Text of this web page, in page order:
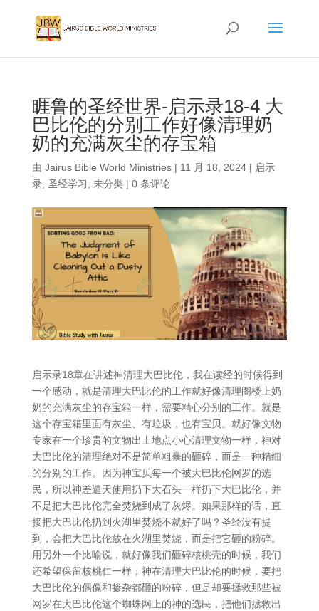
睚鲁的圣经世界-启示录18-4 大
巴比伦的分别工作好像清理奶
奶的充满灰尘的存宝箱
由 Jairus Bible World Ministries| 11 月 18, 2024| 启示
录, 圣经学习 未分类| 0 条评论
启示录18章在讲述神清理大巴比伦，我在读经的时候得到
一个感动，就是清理大巴比伦的工作就好像清理阁楼上奶
奶的充满灰尘的存宝箱一样，需要精心分别的工作。就是
这个存宝箱里面有灰尘、有垃圾，也有宝贝。就好像文物
专家在一个珍贵的文物出土地点小心清理文物一样，神对
大巴比伦的清理绝对不是简单粗暴的砸碎，而是一种精细
的分别的工作。因为神宝贝每一个被大巴比伦网罗的选
民，所以神差遣天使用扔下大石头一样扔下大巴比伦，并
不是把大巴比伦完全焚烧到成了灰烬。如果那样的话，直
接把大巴比伦扔到火湖里焚烧不就好了吗？圣经没有提
到，会把大巴比伦放在火湖里焚烧，而是把它砸的粉碎。
用另外一个比喻说，就好像我们砸碎核桃壳的时候，我们
还希望保留核桃仁一样；神在清理大巴比伦的时候，要把
大巴比伦的偶像和掺杂都砸的粉碎，但是却要拯救那些被
网罗在大巴比伦这个蜘蛛网上的神的选民，把他们拯救出